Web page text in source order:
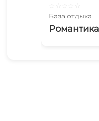
База отдыха
Романтика